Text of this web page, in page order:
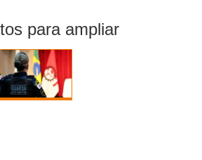
para ampliar